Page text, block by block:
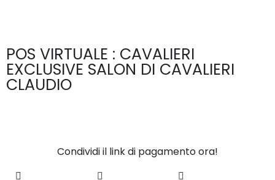
POS VIRTUALE : CAVALIERI
EXCLUSIVE SALON DI CAVALIERI
CLAUDIO
Condividi il link di pagamento ora!